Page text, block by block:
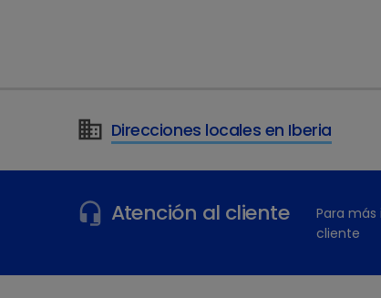
Direcciones locales en Iberia
Atención al cliente
Para
cliente